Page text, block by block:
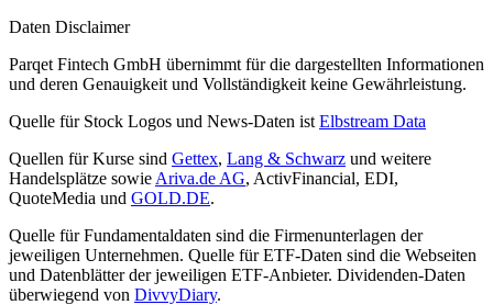
Daten Disclaimer
Parqet Fintech GmbH übernimmt für die dargestellten Informationen
und deren Genauigkeit und Vollständigkeit keine Gewährleistung.
Quelle für Stock Logos und News-Daten ist Elbstream Data
Quellen für Kurse sind Gettex, Lang & Schwarz und weitere
Handelsplätze sowie Ariva.de AG, ActivFinancial, EDI,
QuoteMedia und GOLD.DE.
Quelle für Fundamentaldaten sind die Firmenunterlagen der
jeweiligen Unternehmen. Quelle für ETF-Daten sind die Webseiten
und Datenblätter der jeweiligen ETF-Anbieter. Dividenden-Daten
überwiegend von DivvyDiary.